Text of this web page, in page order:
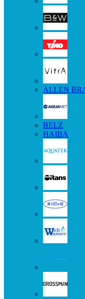
ALLEN
BELZ
HAIBA